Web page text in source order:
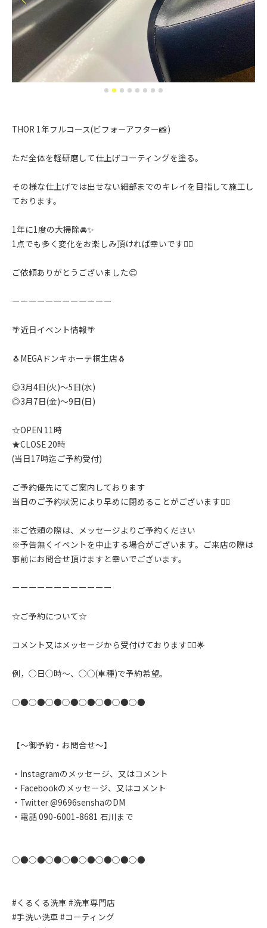
THOR 1年フルコース(ビフォーアフター📸)
ただ全体を軽研磨して仕上げコーティングを塗る。
その様な仕上げでは出せない細部までのキレイを目指して施工し
ております。
1年に1度の大掃除🚘✨️
1点でも多く変化をお楽しみ頂ければ幸いです🙇‍♂️
ご依頼ありがとうございました😊
ーーーーーーーーーーーー
🌴近日イベント情報🌴
🐧MEGAドンキホーテ桐生店🐧
◎3月4日(火)〜5日(水)
◎3月7日(金)〜9日(日)
☆OPEN 11時
★CLOSE 20時
(当日17時迄ご予約受付)
ご予約優先にてご案内しております
当日のご予約状況により早めに閉めることがございます🙇‍♂️
※ご依頼の際は、メッセージよりご予約ください
※予告無くイベントを中止する場合がございます。ご来店の際は
事前にお問合せ頂けますと幸いでございます。
ーーーーーーーーーーーー
☆ご予約について☆
コメント又はメッセージから受付けております🙇‍♂️🌟
例，◯日◯時〜、◯◯(車種)で予約希望。
○●○●○●○●○●○●○●○●
【〜御予約・お問合せ〜】
・Instagramのメッセージ、又はコメント
・Facebookのメッセージ、又はコメント
・Twitter @9696senshaのDM
・電話 090-6001-8681 石川まで
○●○●○●○●○●○●○●○●
#くるくる洗車 #洗車専門店
#手洗い洗車 #コーティング